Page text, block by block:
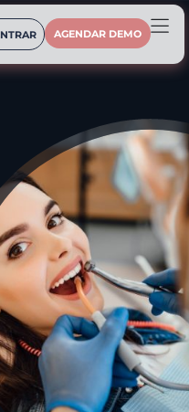
AGENDAR DEMO